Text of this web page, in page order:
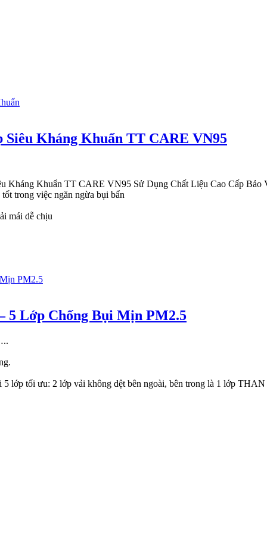
Siêu Kháng Khuẩn TT CARE VN95
Kháng Khuẩn TT CARE VN95 Sử Dụng Chất Liệu Cao Cấp Bảo
trong việc ngăn ngừa bụi bẩn
mái dễ chịu
5 Lớp Chống Bụi Mịn PM2.5
5 lớp tối ưu: 2 lớp vải không dệt bên ngoài, bên trong là 1 lớp